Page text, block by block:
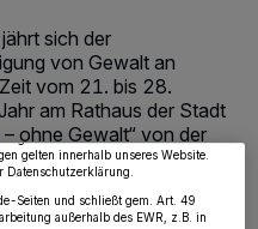
sich der
von Gewalt an
vom 21. bis 28.
am Rathaus der Stadt
ohne Gewalt“ von der
gegen Gewalt gehisst
und jede Frau hat
und
auf Ihrem Gerät zu. Durch Auswahl
für die unter „Wir und unsere
bereitzustellen“ aufgeführten
manche Inhalte und Anzeigen
Sie können dieses Menü jederzeit
oder Ihre Einwilligung zu
oder Ablehnen am unteren
gelten innerhalb unseres Website.
Datenschutzerklärung.
Seiten und schließt gem. Art. 49
außerhalb des EWR, z.B. in